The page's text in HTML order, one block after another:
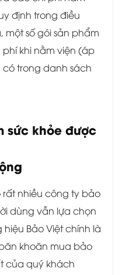
định trong điều
một số gói sản phẩm
khi nằm viện (áp
trong danh sách
sức khỏe được
rất nhiều công ty bảo
dùng vẫn lựa chọn
hiệu Bảo Việt chính là
khoăn mua bảo
của quý khách